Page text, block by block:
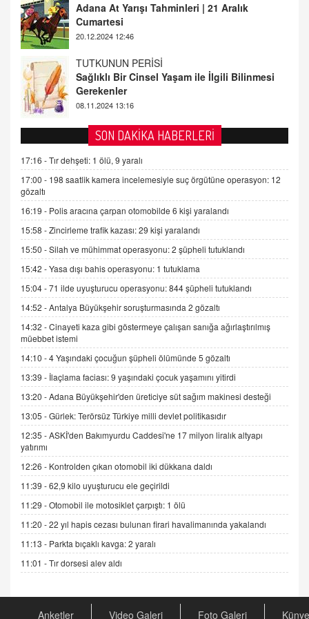
TUTKUNUN PERİSİ
Sağlıklı Bir Cinsel Yaşam ile İlgili Bilinmesi
08.11.2024 13:16
FARUK ÖNALAN
Tezkere Onaylanmasaydı…
AV. DOĞAN CAN DOĞAN
Kişisel verilerin korunması ve dijital hukukun
gelişimi
15.09.2025 16:17
SEHER EREK
Kış Ayları Geldi, Hangi Önlemler Alınmalı?
9.12.2025 10:11
İNCİ GÜL AKÖL
Trump Keşke Adana'yı da Ziyaret Etse...
06.07.2026 13:00
ADEM AKÖL
Esed Destekçilerinin Yüzüne Vurulan Şamar:
Sednaya
11.12.2024 12:30
DR. EKREM ASLAN
Cümlesinin Peşinden
19.07.2025 12:45
GÖNÜL MENEKŞE
Şifacının Yolu
04.11.2025 12:56
AV. RÜMEYSA ÖZKALE
Arabulucuya Başvuru Şartı
23.09.2023 16:30
SON DAKİKA HABERLERİ
17:16 -Tır dehşeti: 1 ölü, 9 yaralı
17:00 - 198 saatlik kamera incelemesiyle suç örgütüne operasyon: 12
gözaltı
16:19 - Polis aracına çarpan otomobilde 6 kişi yaralandı
15:58 -Zincirleme trafik kazası: 29 kişi yaralandı
15:50 -Silah ve mühimmat operasyonu: 2 şüpheli tutuklandı
15:42 -Yasa dışı bahis operasyonu: 1 tutuklama
15:04 -71 ilde uyuşturucu operasyonu: 844 şüpheli tutuklandı
14:52 -Antalya Büyükşehir soruşturmasında 2 gözaltı
14:32 -Cinayeti kaza gibi göstermeye çalışan sanığa ağırlaştırılmış
müebbet istemi
14:10 -4 Yaşındaki çocuğun şüpheli ölümünde 5 gözaltı
13:39 - İlaçlama faciası: 9 yaşındaki çocuk yaşamını yitirdi
13:20 -Adana Büyükşehir'den üreticiye süt sağım makinesi desteği
13:05 -Gürlek: Terörsüz Türkiye milli devlet politikasıdır
12:35 -ASKİ'den Bakımyurdu Caddesi'ne 17 milyon liralık altyapı
yatırımı
12:26 - Kontrolden çıkan otomobil iki dükkana daldı
11:39 -62,9 kilo uyuşturucu ele geçirildi
11:29 -Otomobil ile motosiklet çarpıştı: 1 ölü
11:20 -22 yıl hapis cezası bulunan firari havalimanında yakalandı
11:13 - Parkta bıçaklı kavga: 2 yaralı
11:01 -Tır dorsesi alev aldı
Anketler Video Galeri Foto Galeri Künye